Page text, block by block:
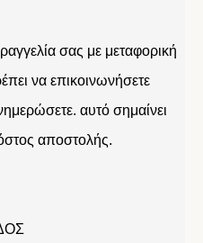
σας με μεταφορική
να επικοινωνήσετε
αυτό σημαίνει
αποστολής.